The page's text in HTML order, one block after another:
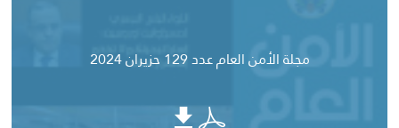
مجلة الأمن العام عدد 129 حزيران 2024